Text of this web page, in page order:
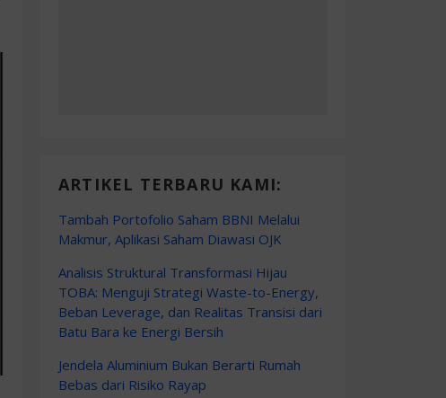
ARTIKEL TERBARU KAMI:
Tambah Portofolio Saham BBNI Melalui
Makmur, Aplikasi Saham Diawasi OJK
Analisis Struktural Transformasi Hijau
TOBA: Menguji Strategi Waste-to-Energy,
Beban Leverage, dan Realitas Transisi dari
Batu Bara ke Energi Bersih
Jendela Aluminium Bukan Berarti Rumah
Bebas dari Risiko Rayap